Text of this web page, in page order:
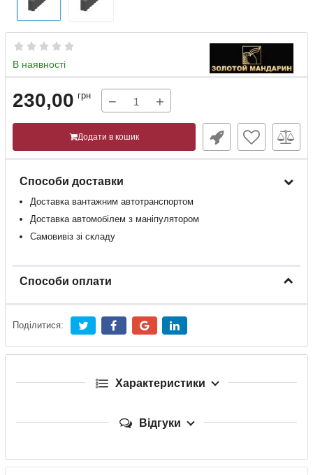
В наявності
230,00 грн − +
Додати в кошик
Способи доставки
Доставка вантажним автотранспортом
Доставка автомобілем з маніпулятором
Самовивіз зі складу
Способи оплати
Поділитися:
Характеристики
Відгуки